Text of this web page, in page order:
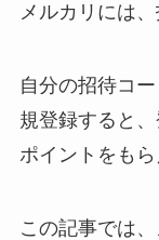
メルカリには
自分の招待コ
規登録すると
ポイントをもら
この記事では